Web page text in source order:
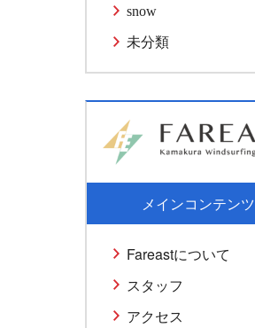
snow
未分類
メインコンテンツ
Fareastについて
スタッフ
アクセス